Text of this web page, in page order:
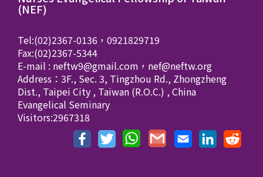
(NEF)
Tel:(02)2367-0136，0921829719
Fax:(02)2367-5344
E-mail : neftw9@gmail.com，nef@neftw.org
Address：3F., Sec. 3, Tingzhou Rd., Zhongzheng
Dist., Taipei City , Taiwan (R.O.C.) , China
Evangelical Seminary
Visitors:2967318